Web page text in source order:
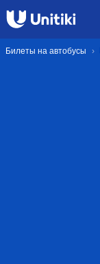
Билеты на автобусы